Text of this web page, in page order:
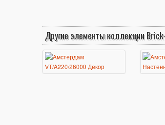
Другие элементы коллекции